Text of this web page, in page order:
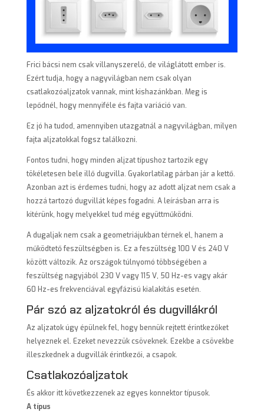
Frici bácsi nem csak villanyszerelő, de világlátott ember is.
Ezért tudja, hogy a nagyvilágban nem csak olyan
csatlakozóaljzatok vannak, mint kishazánkban. Meg is
lepődnél, hogy mennyiféle és fajta variáció van.
Ez jó ha tudod, amennyiben utazgatnál a nagyvilágban, milyen
fajta aljzatokkal fogsz találkozni.
Fontos tudni, hogy minden aljzat típushoz tartozik egy
tökéletesen bele illő dugvilla. Gyakorlatilag párban jár a kettő.
Azonban azt is érdemes tudni, hogy az adott aljzat nem csak a
hozzá tartozó dugvillát képes fogadni. A leírásban arra is
kitérünk, hogy melyekkel tud még együttműködni.
A dugaljak nem csak a geometriájukban térnek el, hanem a
működtető feszültségben is. Ez a feszültség 100 V és 240 V
között változik. Az országok túlnyomó többségében a
feszültség nagyjából 230 V vagy 115 V, 50 Hz-es vagy akár
60 Hz-es frekvenciával egyfázisú kialakítás esetén.
Pár szó az aljzatokról és dugvillákról
Az aljzatok úgy épülnek fel, hogy bennük rejtett érintkezőket
helyeznek el. Ezeket nevezzük csöveknek. Ezekbe a csövekbe
illeszkednek a dugvillák érintkezői, a csapok.
Csatlakozóaljzatok
És akkor itt következzenek az egyes konnektor típusok.
A típus